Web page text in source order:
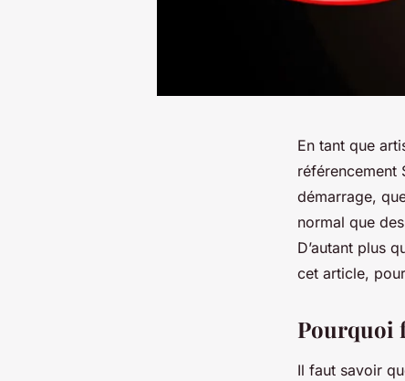
En tant que
référencement
démarrage,
normal que
D’autant plus
cet article,
Pourquoi
Il faut savoir